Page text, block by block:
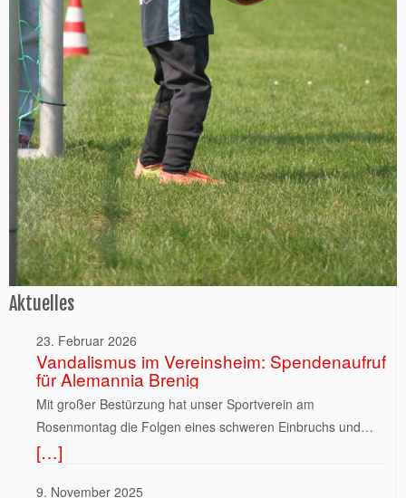
Aktuelles
23. Februar 2026
Vandalismus im Vereinsheim: Spendenaufruf
für Alemannia Brenig
Mit großer Bestürzung hat unser Sportverein am
Rosenmontag die Folgen eines schweren Einbruchs und
mutwilligen Vandalismus in seinem Vereinsheim festgestellt.
Entdeckung der Zerstörung wurde umgehend die Polizei
[…]
9. November 2025